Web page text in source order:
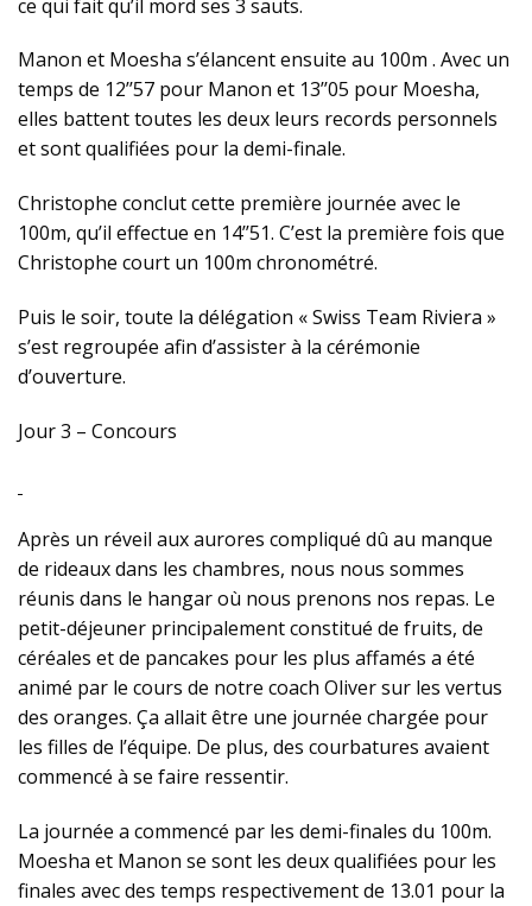
ce qui fait qu’il mord ses 3 sauts.
Manon et Moesha s’élancent ensuite au 100m . Avec un
temps de 12’’57 pour Manon et 13’’05 pour Moesha,
elles battent toutes les deux leurs records personnels
et sont qualifiées pour la demi-finale.
Christophe conclut cette première journée avec le
100m, qu’il effectue en 14’’51. C’est la première fois que
Christophe court un 100m chronométré.
Puis le soir, toute la délégation « Swiss Team Riviera »
s’est regroupée afin d’assister à la cérémonie
d’ouverture.
Jour 3 – Concours
Après un réveil aux aurores compliqué dû au manque
de rideaux dans les chambres, nous nous sommes
réunis dans le hangar où nous prenons nos repas. Le
petit-déjeuner principalement constitué de fruits, de
céréales et de pancakes pour les plus affamés a été
animé par le cours de notre coach Oliver sur les vertus
des oranges. Ça allait être une journée chargée pour
les filles de l’équipe. De plus, des courbatures avaient
commencé à se faire ressentir.
La journée a commencé par les demi-finales du 100m.
Moesha et Manon se sont les deux qualifiées pour les
finales avec des temps respectivement de 13.01 pour la